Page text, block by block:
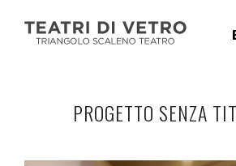
PROGETTO SENZA